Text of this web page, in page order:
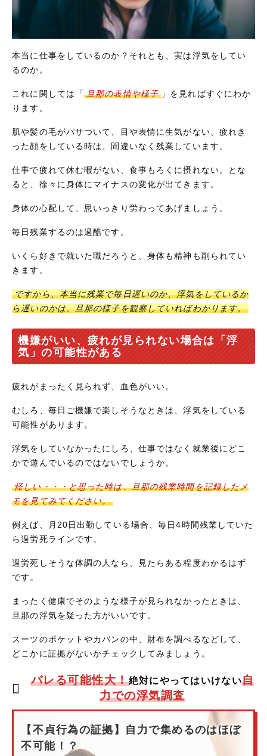
本当に仕事をしているのか？それとも、実は浮気をしてい
るのか。
これに関しては「 旦那の表情や様子 」を見ればすぐにわか
ります。
肌や髪の毛がパサついて、目や表情に生気がない、疲れき
った顔をしている時は、間違いなく残業しています。
仕事で疲れて休む暇がない、食事もろくに摂れない。とな
ると、徐々に身体にマイナスの変化が出てきます。
身体の心配して、思いっきり労わってあげましょう。
毎日残業するのは過酷です。
いくら好きで就いた職だろうと、身体も精神も削られてい
きます。
ですから、本当に残業で毎日遅いのか、浮気をしているか
ら遅いのかは、旦那の様子を観察していればわかります。
機嫌がいい、疲れが見られない場合は「浮
気」の可能性がある
疲れがまったく見られず、血色がいい。
むしろ、毎日ご機嫌で楽しそうなときは、浮気をしている
可能性があります。
浮気をしていなかったにしろ、仕事ではなく就業後にどこ
かで遊んでいるのではないでしょうか。
怪しい・・・と思った時は、旦那の残業時間を記録したメ
モを見てみてください。
例えば、月20日出勤している場合、毎日4時間残業していた
ら過労死ラインです。
過労死しそうな体調の人なら、見たらある程度わかるはず
です。
まったく健康でそのような様子が見られなかったときは、
旦那の浮気を疑った方がいいです。
スーツのポケットやカバンの中、財布を調べるなどして、
どこかに証拠がないかチェックしてみましょう。
バレる可能性大！絶対にやってはいけない自
力での浮気調査
【不貞行為の証拠】自力で集めるのはほぼ
不可能！？